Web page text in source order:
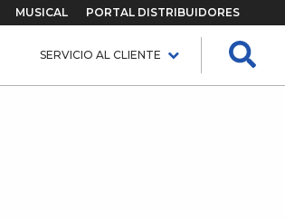
MUSICAL PORTAL DISTRIBUIDORES
SERVICIO AL CLIENTE